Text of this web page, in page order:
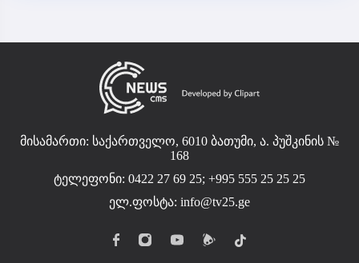
მისამართი: საქართველო, 6010 ბათუმი, ა. პუშკინის №
168
ტელეფონი: 0422 27 69 25; +995 555 25 25 25
ელ.ფოსტა: info@tv25.ge